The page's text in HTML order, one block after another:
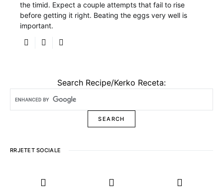
the timid. Expect a couple attempts that fail to rise
before getting it right. Beating the eggs very well is
important.
Search Recipe/Kerko Receta:
RRJETET SOCIALE